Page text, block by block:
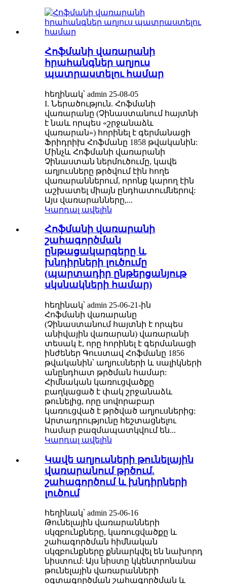
Հոֆմանի վառարանի
հրահանգներ աղյուս
պատրաստելու համար
հեղինակ՝ admin 25-08-05
I. Ներածություն. Հոֆմանի
վառարանը (Չինաստանում հայտնի
է նաև որպես «շրջանաձև
վառարան») հորինել է գերմանացի
Ֆրիդրիխ Հոֆմանը 1858 թվականին:
Մինչև Հոֆմանի վառարանի
Չինաստան ներմուծումը, կավե
աղյուսները թրծվում էին հողե
վառարաններում, որոնք կարող էին
աշխատել միայն ընդհատումներով:
Այս վառարանները,...
Կարդալ ավելին
Հոֆմանի վառարանի
շահագործման
ընթացակարգերը և
խնդիրների լուծումը
(պարտադիր ընթերցանյութ
սկսնակների համար)
հեղինակ՝ admin 25-06-21-ին
Հոֆմանի վառարանը
(Չինաստանում հայտնի է որպես
անիվային վառարան) վառարանի
տեսակ է, որը հորինել է գերմանացի
ինժեներ Գուստավ Հոֆմանը 1856
թվականին՝ աղյուսների և սալիկների
անընդհատ թրծման համար:
Հիմնական կառուցվածքը
բաղկացած է փակ շրջանաձև
թունելից, որը սովորաբար
կառուցված է թրծված աղյուսներից:
Արտադրությունը հեշտացնելու
համար բազմապատկվում են...
Կարդալ ավելին
Կավե աղյուսների թունելային
վառարանում թրծում.
շահագործում և խնդիրների
լուծում
հեղինակ՝ admin 25-06-16
Թունելային վառարանների
սկզբունքները, կառուցվածքը և
շահագործման հիմնական
սկզբունքները քննարկվել են նախորդ
նիստում: Այս նիստը կկենտրոնանա
թունելային վառարանների
օգտագործման շահագործման և